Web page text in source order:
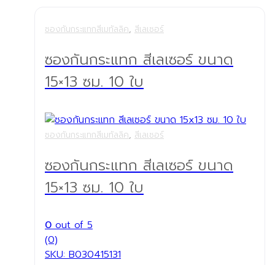
ซองกันกระแทกสีเมทัลลิค, สีเลเซอร์
ซองกันกระแทก สีเลเซอร์ ขนาด
15×13 ซม. 10 ใบ
ซองกันกระแทกสีเมทัลลิค, สีเลเซอร์
ซองกันกระแทก สีเลเซอร์ ขนาด
15×13 ซม. 10 ใบ
0out of 5
(0)
SKU: B030415131